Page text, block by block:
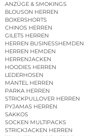
ANZÜGE & SMOKINGS
BLOUSON HERREN
BOXERSHORTS
CHINOS HERREN
GILETS HERREN
HERREN BUSINESSHEMDEN
HERREN HEMDEN
HERRENJACKEN
HOODIES HERREN
LEDERHOSEN
MÄNTEL HERREN
PARKA HERREN
STRICKPULLOVER HERREN
PYJAMAS HERREN
SAKKOS
SOCKEN MULTIPACKS
STRICKJACKEN HERREN